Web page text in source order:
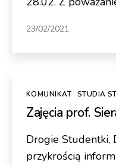
23/02/2021
Kategorie
KOMUNIKAT STUDIA
Zajęcia prof.
Drogie Studentki,
przykrością